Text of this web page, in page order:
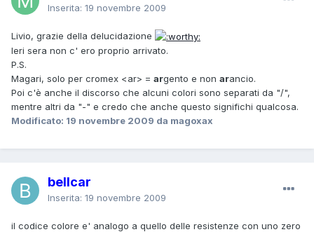
Inserita: 19 novembre 2009
Livio, grazie della delucidazione
Ieri sera non c' ero proprio arrivato.
P.S.
Magari, solo per cromex <ar> = argento e non arancio.
Poi c'è anche il discorso che alcuni colori sono separati da "/",
mentre altri da "-" e credo che anche questo significhi qualcosa.
Modificato: 19 novembre 2009 da magoxax
bellcar
Inserita: 19 novembre 2009
il codice colore e' analogo a quello delle resistenze con uno zero